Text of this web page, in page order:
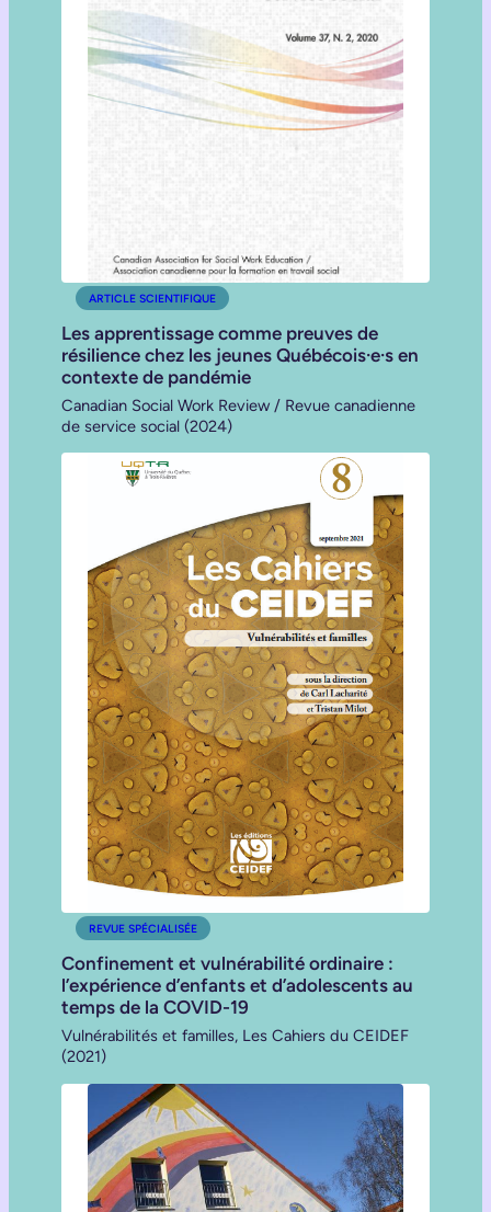
ARTICLE SCIENTIFIQUE
Les apprentissage comme preuves de
résilience chez les jeunes Québécois·e·s en
contexte de pandémie
Canadian Social Work Review / Revue canadienne
de service social (2024)
REVUE SPÉCIALISÉE
Confinement et vulnérabilité ordinaire :
l’expérience d’enfants et d’adolescents au
temps de la COVID-19
Vulnérabilités et familles, Les Cahiers du CEIDEF
(2021)